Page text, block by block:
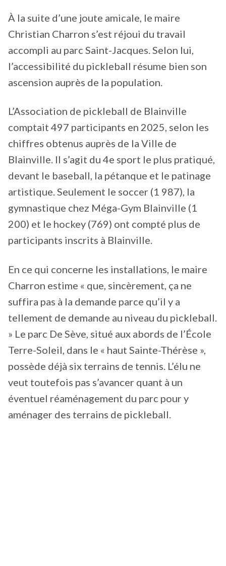
À la suite d’une joute amicale, le maire
Christian Charron s’est réjoui du travail
accompli au parc Saint-Jacques. Selon lui,
l’accessibilité du pickleball résume bien son
ascension auprès de la population.
L’Association de pickleball de Blainville
comptait 497 participants en 2025, selon les
chiffres obtenus auprès de la Ville de
Blainville. Il s’agit du 4e sport le plus pratiqué,
devant le baseball, la pétanque et le patinage
artistique. Seulement le soccer (1 987), la
gymnastique chez Méga-Gym Blainville (1
200) et le hockey (769) ont compté plus de
participants inscrits à Blainville.
En ce qui concerne les installations, le maire
Charron estime « que, sincèrement, ça ne
suffira pas à la demande parce qu’il y a
tellement de demande au niveau du pickleball.
» Le parc De Sève, situé aux abords de l’École
Terre-Soleil, dans le « haut Sainte-Thérèse »,
possède déjà six terrains de tennis. L’élu ne
veut toutefois pas s’avancer quant à un
éventuel réaménagement du parc pour y
aménager des terrains de pickleball.